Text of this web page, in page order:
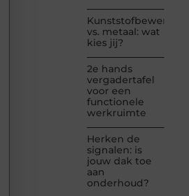
vs. metaal: wat
kies jij?
2e hands
vergadertafel
voor een
functionele
werkruimte
Herken de
signalen: is
jouw dak toe
aan
onderhoud?